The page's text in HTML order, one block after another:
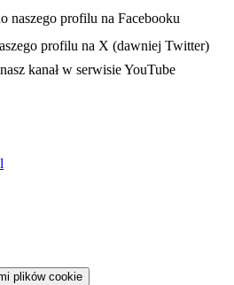
się w nowej karcie
naszego profilu na Facebooku
profilu na X (dawniej Twitter)
się w nowej karcie
kanał w serwisie YouTube
plików cookie